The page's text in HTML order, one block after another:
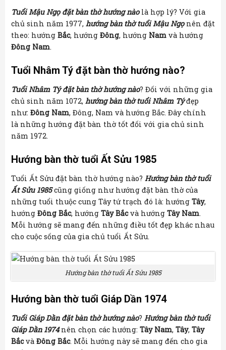
Tuổi Mậu Ngọ đặt bàn thờ hướng nàolà hợp lý? Với gia
chủ sinh năm 1977, hướng bàn thờ tuổi Mậu Ngọnên đặt
theo: hướng Bắc, hướng Đông, hướng Nam và hướng
Đông Nam.
Tuổi Nhâm Tý đặt bàn thờ hướng nào?
Tuổi Nhâm Tý đặt bàn thờ hướng nào? Đối với những gia
chủ sinh năm 1072, hướng bàn thờ tuổi Nhâm Týđẹp
như: Đông Nam, Đông, Nam và hướng Bắc. Đây chính
là những hướng đặt bàn thờ tốt đối với gia chủ sinh
năm 1972.
Hướng bàn thờ tuổi Ất Sửu 1985
Tuổi Ất Sửu đặt bàn thờ hướng nào? Hướng bàn thờ tuổi
Ất Sửu 1985cũng giống như hướng đặt bàn thờ của
những tuổi thuộc cung Tây tứ trạch đó là: hướng Tây,
hướng Đông Bắc, hướng Tây Bắcvà hướng Tây Nam.
Mỗi hướng sẽ mang đến những điều tốt đẹp khác nhau
cho cuộc sống của gia chủ tuổi Ất Sửu.
Hướng bàn thờ tuổi Ất Sửu 1985
Hướng bàn thờ tuổi Giáp Dần 1974
Tuổi Giáp Dần đặt bàn thờ hướng nào? Hướng bàn thờ tuổi
Giáp Dần 1974nên chọn các hướng: Tây Nam, Tây, Tây
Bắcvà Đông Bắc. Mỗi hướng này sẽ mang đến cho gia